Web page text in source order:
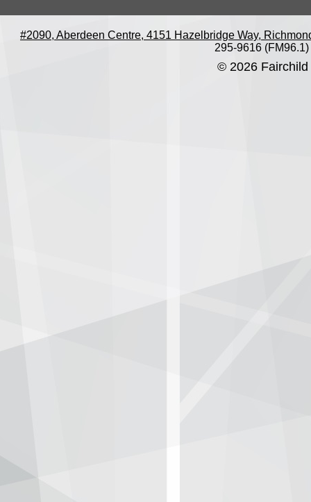
#2090, Aberdeen Centre, 4151 Hazelbridge Way,
295-9616 (FM96.1)
© 2026 Fairchild